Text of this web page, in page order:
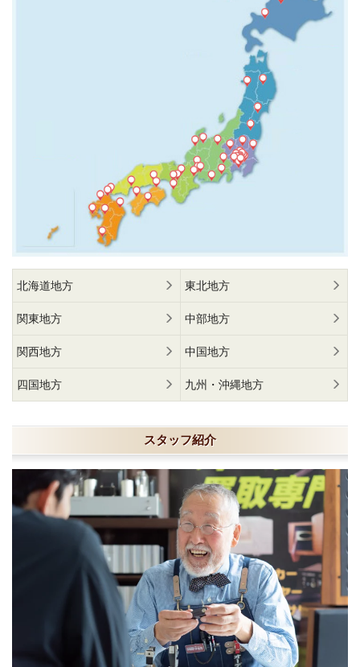
北海道地方 東北地方
関東地方 中部地方
関西地方 中国地方
四国地方 九州・沖縄地方
スタッフ紹介